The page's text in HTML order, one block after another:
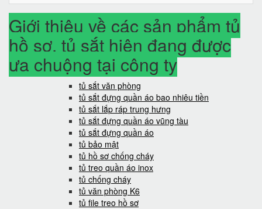
Giới thiệu về các sản phẩm tủ
hồ sơ, tủ sắt hiện đang được
ưa chuộng tại công ty
tủ sắt văn phòng
tủ sắt đựng quần áo bao nhiêu tiền
tủ sắt lắp ráp trung hưng
tủ sắt đựng quần áo vũng tàu
tủ sắt đựng quần áo
tủ bảo mật
tủ hồ sơ chống cháy
tủ treo quần áo inox
tủ chống cháy
tủ văn phòng K6
tủ file treo hồ sơ